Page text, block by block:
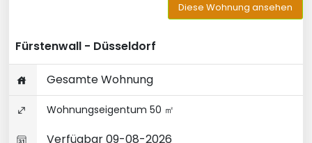
Diese Wohnung ansehen
Fürstenwall - Düsseldorf
Gesamte Wohnung
Wohnungseigentum 50 ㎡
Verfügbar 09-08-2026